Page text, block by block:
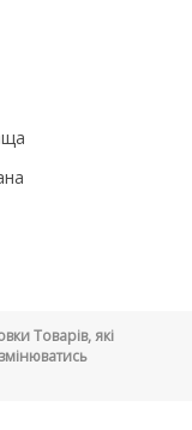
Товарів, які